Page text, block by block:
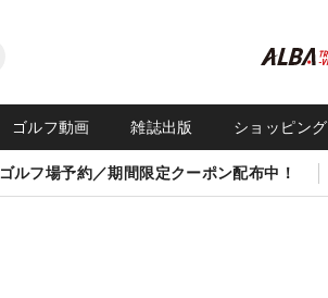
ゴルフ動画 雑誌出版 ショッピング
ゴルフ場予約／期間限定クーポン配布中！